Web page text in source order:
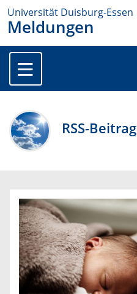
Universität Duisburg-Essen
Meldungen
RSS-Beitrag